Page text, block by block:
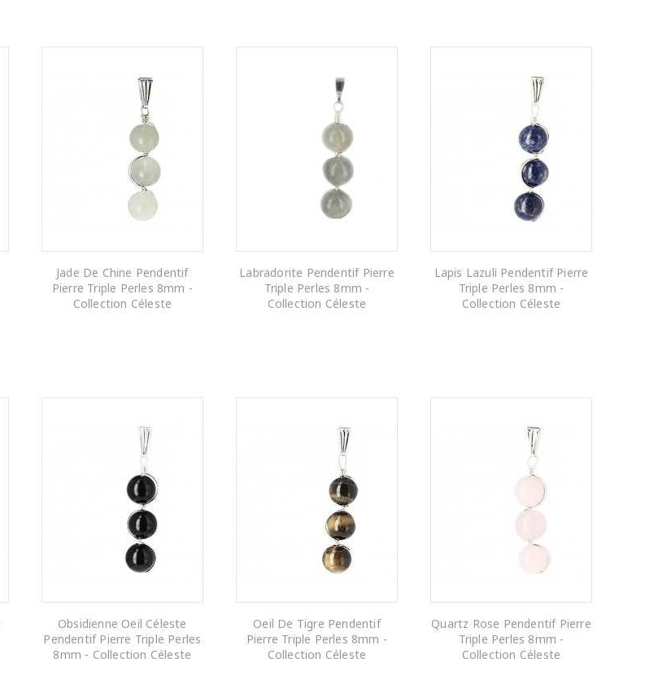
Jade De Chine Pendentif
Pierre Triple Perles 8mm -
Collection Céleste
Labradorite Pendentif Pierre
Triple Perles 8mm -
Collection Céleste
Lapis Lazuli Pendentif Pierre
Triple Perles 8mm -
Collection Céleste
Obsidienne Oeil Céleste
Pendentif Pierre Triple Perles
8mm - Collection Céleste
Oeil De Tigre Pendentif
Pierre Triple Perles 8mm -
Collection Céleste
Quartz Rose Pendentif Pierre
Triple Perles 8mm -
Collection Céleste